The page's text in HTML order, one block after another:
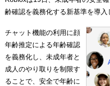
齢確認を義務化する新基準を導入
チャット機能の利用に顔
年齢推定による年齢確認
を義務化し、未成年者と
成人のやり取りを制限す
ることで、安全で年齢に